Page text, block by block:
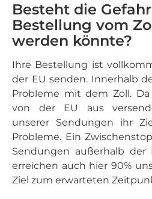
Besteht die
Bestellung vom
werden könnte?
Ihre Bestellung ist
der EU senden. Innerhalb
Probleme mit dem Zoll.
von der EU aus
unserer Sendungen ihr
Probleme. Ein
Sendungen außerhalb der
erreichen auch hier 90%
Ziel zum erwarteten